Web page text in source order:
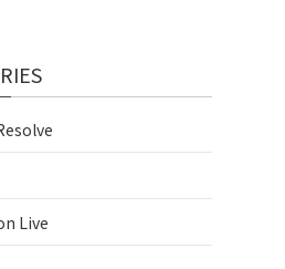
Live